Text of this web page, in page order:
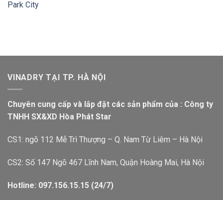
Park City
VINADRY TẠI TP. HÀ NỘI
Chuyên cung cấp và lắp đặt các sản phẩm của : Công ty
TNHH SX&XD Hòa Phát Star
CS1: ngõ 112 Mễ Trì Thượng – Q. Nam Từ Liêm – Hà Nội
CS2: Số 147 Ngõ 467 Lĩnh Nam, Quận Hoàng Mai, Hà Nội
Hotline: 097.156.15.15 (24/7)